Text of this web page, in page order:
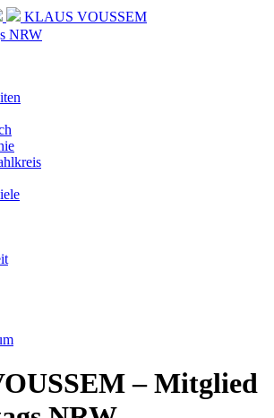
KLAUS VOUSSEM
NRW
– Mitglied